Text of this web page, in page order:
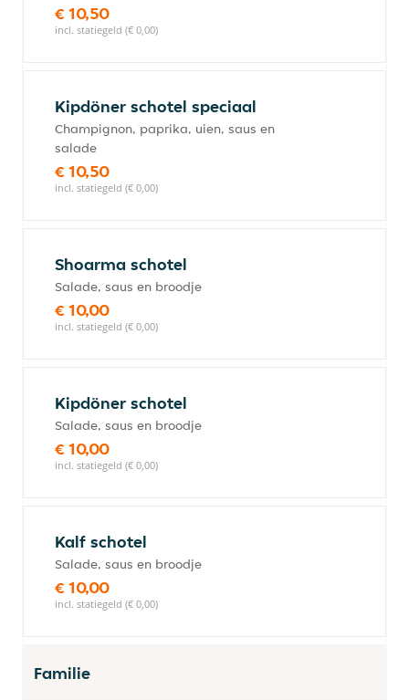
€ 10,50
incl. statiegeld (€ 0,00)
Kipdöner schotel speciaal
Champignon, paprika, uien, saus en
salade
€ 10,50
incl. statiegeld (€ 0,00)
Shoarma schotel
Salade, saus en broodje
€ 10,00
incl. statiegeld (€ 0,00)
Kipdöner schotel
Salade, saus en broodje
€ 10,00
incl. statiegeld (€ 0,00)
Kalf schotel
Salade, saus en broodje
€ 10,00
incl. statiegeld (€ 0,00)
Familie